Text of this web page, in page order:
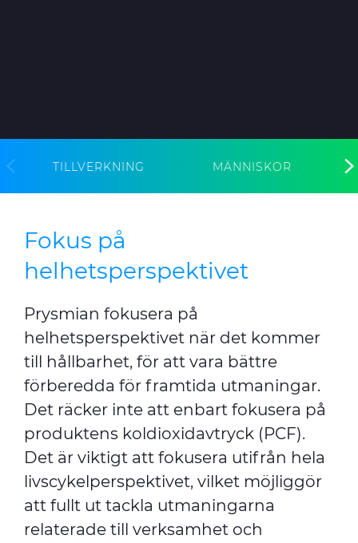
TILLVERKNING MÄNNISKOR
Fokus på
helhetsperspektivet
Prysmian fokusera på
helhetsperspektivet när det kommer
till hållbarhet, för att vara bättre
förberedda för framtida utmaningar.
Det räcker inte att enbart fokusera på
produktens koldioxidavtryck (PCF).
Det är viktigt att fokusera utifrån hela
livscykelperspektivet, vilket möjliggör
att fullt ut tackla utmaningarna
relaterade till verksamhet och